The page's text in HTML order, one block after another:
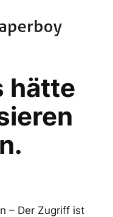
hätte
– Der Zugriff ist